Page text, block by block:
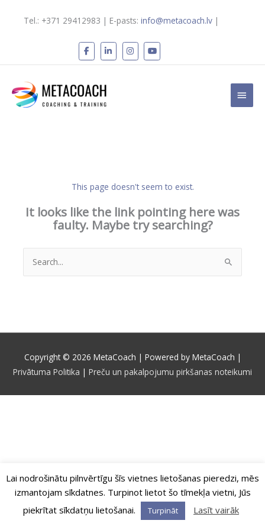
Tel.: +371 29412983 | E-pasts: info@metacoach.lv|
Main
This page doesn't seem to exist.
It looks like the link pointing here was
faulty. Maybe try searching?
Search
for:
Copyright © 2026 MetaCoach | Powered by MetaCoach |
Privātuma Politika | Preču un pakalpojumu pirkšanas noteikumi
Lai nodrošinātu pilnvērtīgu šīs vietnes lietošanas pieredzi, mēs
izmantojam sīkdatnes. Turpinot lietot šo tīmekļa vietni, Jūs
piekrītat sīkdatņu lietošanai.
Turpināt Lasīt vairāk